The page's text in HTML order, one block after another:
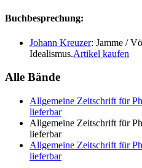
Buchbesprechung:
Johann Kreuzer: Jamme /
Idealismus.Artikel kaufen
Alle Bände
Allgemeine Zeitschrift für
lieferbar
Allgemeine Zeitschrift für
lieferbar
Allgemeine Zeitschrift für
lieferbar